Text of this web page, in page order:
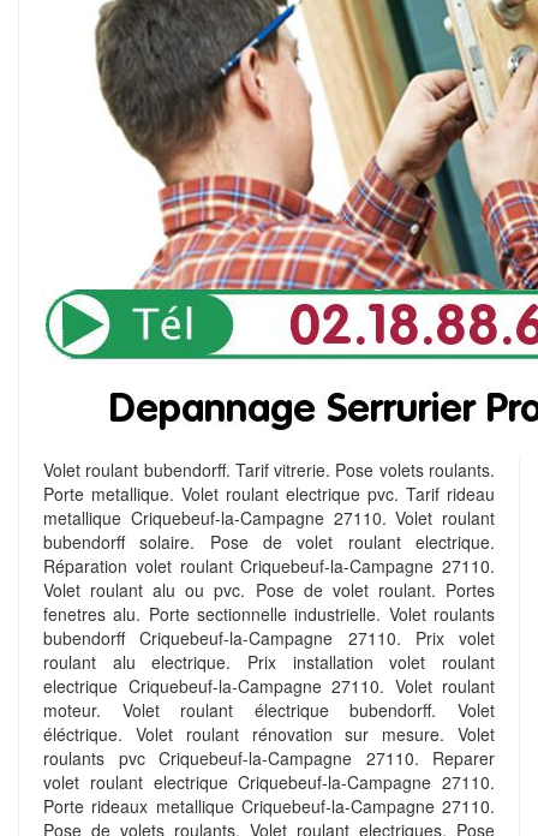
Volet roulant bubendorff. Tarif vitrerie. Pose volets roulants.
Porte metallique. Volet roulant electrique pvc. Tarif rideau
metallique Criquebeuf-la-Campagne 27110. Volet roulant
bubendorff solaire. Pose de volet roulant electrique.
Réparation volet roulant Criquebeuf-la-Campagne 27110.
Volet roulant alu ou pvc. Pose de volet roulant. Portes
fenetres alu. Porte sectionnelle industrielle. Volet roulants
bubendorff Criquebeuf-la-Campagne 27110. Prix volet
roulant alu electrique. Prix installation volet roulant
electrique Criquebeuf-la-Campagne 27110. Volet roulant
moteur. Volet roulant électrique bubendorff. Volet
éléctrique. Volet roulant rénovation sur mesure. Volet
roulants pvc Criquebeuf-la-Campagne 27110. Reparer
volet roulant electrique Criquebeuf-la-Campagne 27110.
Porte rideaux metallique Criquebeuf-la-Campagne 27110.
Pose de volets roulants. Volet roulant electriques. Pose